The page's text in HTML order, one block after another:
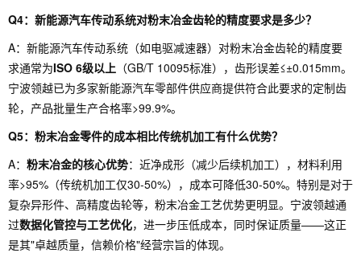
Q4：新能源汽车传动系统对粉末冶金齿轮的精度要求是多少？
A：新能源汽车传动系统（如电驱减速器）对粉末冶金齿轮的精度要
求通常为ISO 6级以上 （GB/T 10095标准），齿形误差≤±0.015mm。
宁波领越已为多家新能源汽车零部件供应商提供符合此要求的定制齿
轮，产品批量生产合格率>99.9%。
Q5：粉末冶金零件的成本相比传统机加工有什么优势？
A： 粉末冶金的核心优势：近净成形（减少后续机加工），材料利用
率>95%（传统机加工仅30-50%），成本可降低30-50%。特别是对于
复杂异形件、高精度齿轮等，粉末冶金工艺优势更明显。宁波领越通
过数据化管控与工艺优化，进一步压低成本，同时保证质量——这正
是其"卓越质量，信赖价格"经营宗旨的体现。